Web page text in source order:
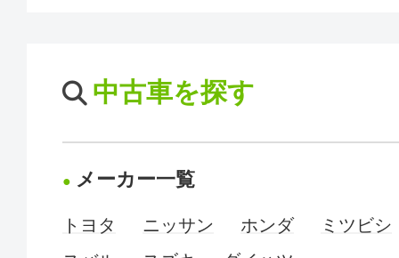
中古車を探す
メーカー一覧
トヨタ ニッサン ホンダ
ミツビシ